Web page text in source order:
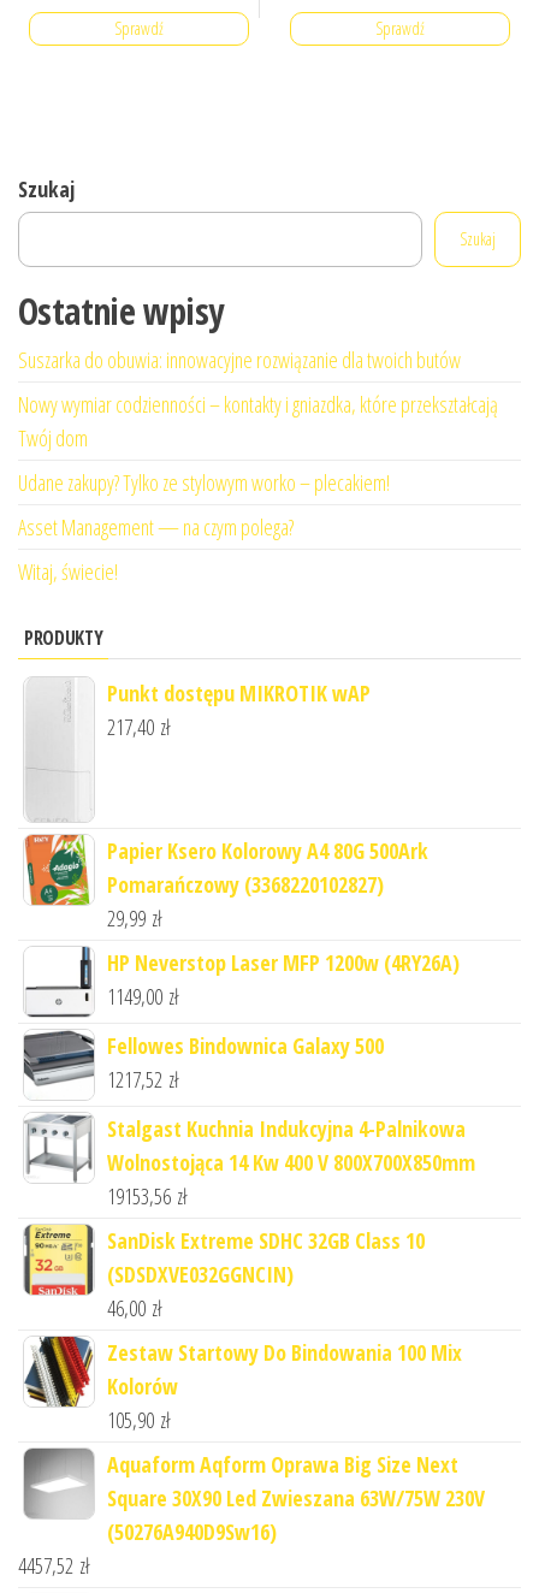
Sprawdź Sprawdź
Szukaj
Szukaj
Ostatnie wpisy
Suszarka do obuwia: innowacyjne rozwiązanie dla twoich butów
Nowy wymiar codzienności – kontakty i gniazdka, które przekształcają
Twój dom
Udane zakupy? Tylko ze stylowym worko – plecakiem!
Asset Management — na czym polega?
Witaj, świecie!
PRODUKTY
Punkt dostępu MIKROTIK wAP
217,40 zł
Papier Ksero Kolorowy A4 80G 500Ark
Pomarańczowy (3368220102827)
29,99 zł
HP Neverstop Laser MFP 1200w (4RY26A)
1149,00 zł
Fellowes Bindownica Galaxy 500
1217,52 zł
Stalgast Kuchnia Indukcyjna 4-Palnikowa
Wolnostojąca 14 Kw 400 V 800X700X850mm
19153,56 zł
SanDisk Extreme SDHC 32GB Class 10
(SDSDXVE032GGNCIN)
46,00 zł
Zestaw Startowy Do Bindowania 100 Mix
Kolorów
105,90 zł
Aquaform Aqform Oprawa Big Size Next
Square 30X90 Led Zwieszana 63W/75W 230V
(50276A940D9Sw16)
4457,52 zł